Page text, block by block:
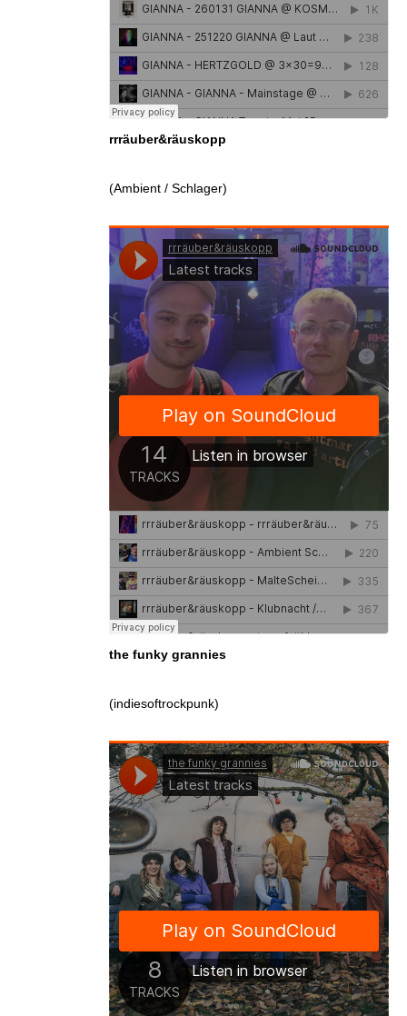
rrräuber&räuskopp
(Ambient / Schlager)
the funky grannies
(indiesoftrockpunk)